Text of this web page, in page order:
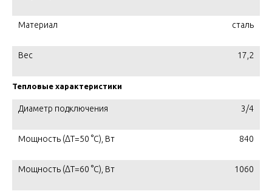
Материал сталь
Вес 17,2
Тепловые характеристики
Диаметр подключения 3/4
Мощность (ΔT=50 °C), Вт 840
Мощность (ΔT=60 °C), Вт 1060